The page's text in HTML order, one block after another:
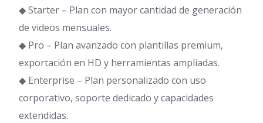
◆ Starter – Plan con mayor cantidad de generación
de videos mensuales.
◆ Pro – Plan avanzado con plantillas premium,
exportación en HD y herramientas ampliadas.
◆ Enterprise – Plan personalizado con uso
corporativo, soporte dedicado y capacidades
extendidas.